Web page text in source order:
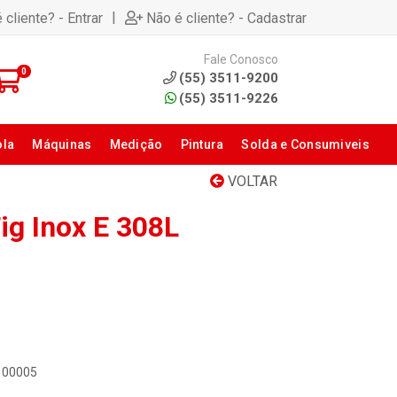
cliente? - Entrar | Não é cliente? - Cadastrar
0
Fale Conosco
(55) 3511-9200
(55) 3511-9226
Máquinas Medição Pintura Solda e Consumiveis
VOLTAR
Inox E 308L